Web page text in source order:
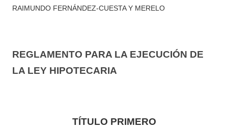
RAIMUNDO FERNÁNDEZ-CUESTA Y MERELO
REGLAMENTO PARA LA EJECUCIÓN DE
LA LEY HIPOTECARIA
TÍTULO PRIMERO